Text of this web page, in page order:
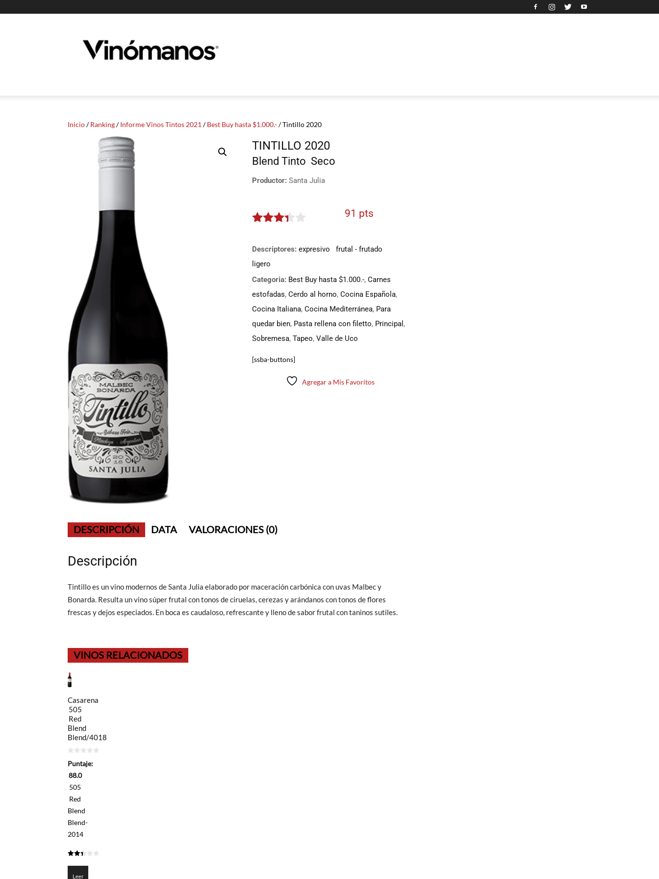
Vinomanos
Inicio/Ranking/Informe Vinos Tintos 2021 /Best Buy hasta $1.000.-/ Tintillo 2020
TINTILLO 2020
Blend Tinto Seco
Productor: Santa Julia
91 pts
Descriptores: expresivo
frutal - frutado
ligero
Categoria: Best Buy hasta $1.000.-, Carnes
estofadas, Cerdo al horno, Cocina Española,
Cocina Italiana, Cocina Mediterránea, Para
quedar bien, Pasta rellena con filetto, Principal ,
Sobremesa, Tapeo, Valle de Uco
[ssba-buttons]
Agregar a Mis Favoritos
DESCRIPCIÓN DATA VALORACIONES (0)
Descripción
Tintillo es un vino modernos de Santa Julia elaborado por maceración carbónica con uvas Malbec y
Bonarda. Resulta un vino súper frutal con tonos de ciruelas, cerezas y arándanos con tonos de flores
frescas y dejos especiados. En boca es caudaloso, refrescante y lleno de sabor frutal con taninos sutiles.
VINOS RELACIONADOS
Casarena
505
Red
Blend
Blend/4018
de
Puntaje:
88.0
505
Red
Blend
Blend-
2014
de 5
Leer